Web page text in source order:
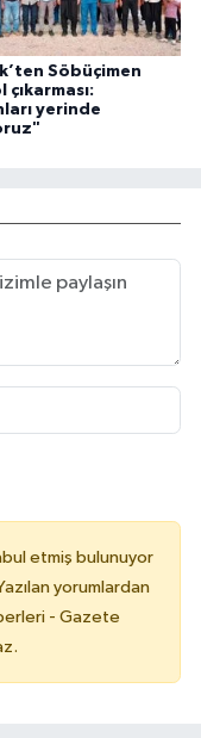
Söbüçimen
çıkarması:
yerinde
etmiş bulunuyor
yorumlardan
- Gazete